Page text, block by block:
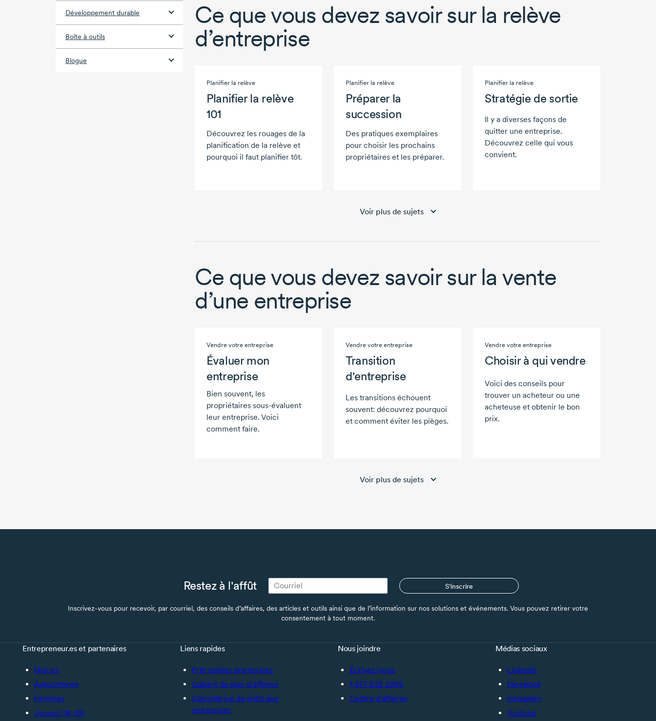
Développement durable
Boîte à outils
Blogue
Ce que vous devez savoir sur la relève
d’entreprise
Planifier la relève
Planifier la relève
101
Découvrez les rouages de la
planification de la relève et
pourquoi il faut planifier tôt.
Planifier la relève
Préparer la
succession
Des pratiques exemplaires
pour choisir les prochains
propriétaires et les préparer.
Planifier la relève
Stratégie de sortie
Il y a diverses façons de
quitter une entreprise.
Découvrez celle qui vous
convient.
Voir plus de sujets
Ce que vous devez savoir sur la vente
d’une entreprise
Vendre votre entreprise
Évaluer mon
entreprise
Bien souvent, les
propriétaires sous-évaluent
leur entreprise. Voici
comment faire.
Vendre votre entreprise
Transition
d'entreprise
Les transitions échouent
souvent: découvrez pourquoi
et comment éviter les pièges.
Vendre votre entreprise
Choisir à qui vendre
Voici des conseils pour
trouver un acheteur ou une
acheteuse et obtenir le bon
prix.
Voir plus de sujets
Restez à l'affût S'inscrire
Inscrivez-vous pour recevoir, par courriel, des conseils d’affaires, des articles et outils ainsi que de l’information sur nos solutions et événements. Vous pouvez retirer votre
consentement à tout moment.
Entrepreneur.es et partenaires
Noir.es
Autochtones
Femmes
Jeunes (18-39)
Liens rapides
Prêt petites entreprises
Gabarit de plan d’affaires
Calculatrice de prêts aux
entreprises
Nous joindre
Écrivez-nous
1-877-232-2269
Centre d’affaires
Médias sociaux
LinkedIn
Facebook
Instagram
YouTube